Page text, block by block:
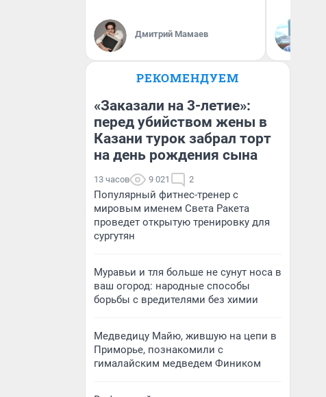
Дмитрий Мамаев
РЕКОМЕНДУЕМ
«Заказали на 3-летие»:
перед убийством жены в
Казани турок забрал торт
на день рождения сына
13 часов 9 021 2
Популярный фитнес-тренер с
мировым именем Света Ракета
проведет открытую тренировку для
сургутян
Муравьи и тля больше не сунут носа в
ваш огород: народные способы
борьбы с вредителями без химии
Медведицу Майю, жившую на цепи в
Приморье, познакомили с
гималайским медведем Фиником